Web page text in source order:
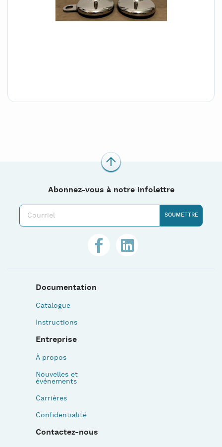
Abonnez-vous à notre infolettre
Documentation
Catalogue
Instructions
Entreprise
À propos
Nouvelles et
événements
Carrières
Confidentialité
Contactez-nous